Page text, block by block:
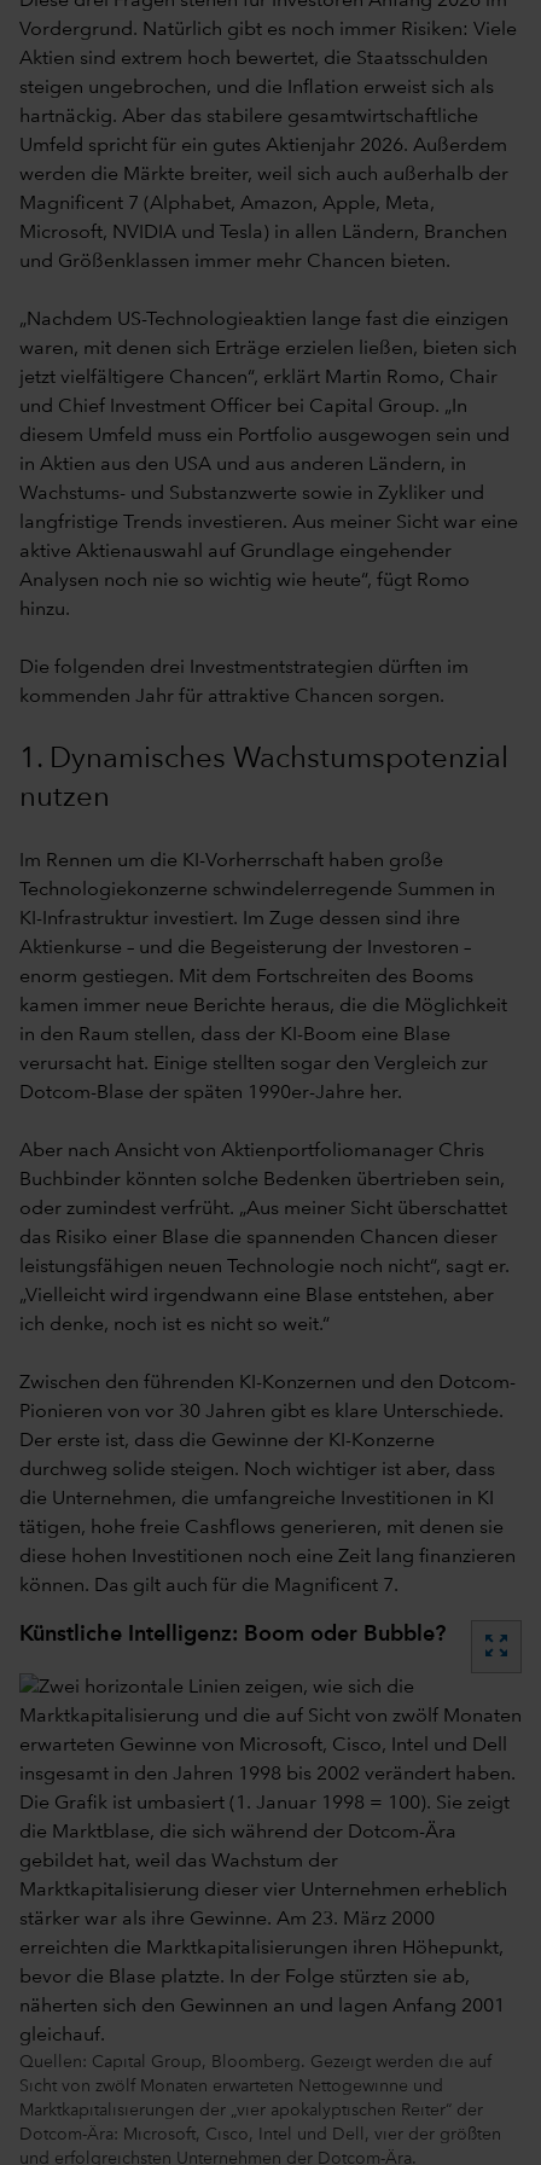
Vordergrund. Natürlich gibt es noch immer Risiken: Viele
Aktien sind extrem hoch bewertet, die Staatsschulden
steigen ungebrochen, und die Inflation erweist sich als
hartnäckig. Aber das stabilere gesamtwirtschaftliche
Umfeld spricht für ein gutes Aktienjahr 2026. Außerdem
werden die Märkte breiter, weil sich auch außerhalb der
Magnificent 7 (Alphabet, Amazon, Apple, Meta,
Microsoft, NVIDIA und Tesla) in allen Ländern, Branchen
und Größenklassen immer mehr Chancen bieten.
„Nachdem US-Technologieaktien lange fast die einzigen
waren, mit denen sich Erträge erzielen ließen, bieten sich
jetzt vielfältigere Chancen“, erklärt Martin Romo, Chair
und Chief Investment Officer bei Capital Group. „In
diesem Umfeld muss ein Portfolio ausgewogen sein und
in Aktien aus den USA und aus anderen Ländern, in
Wachstums- und Substanzwerte sowie in Zykliker und
langfristige Trends investieren. Aus meiner Sicht war eine
aktive Aktienauswahl auf Grundlage eingehender
Analysen noch nie so wichtig wie heute“, fügt Romo
hinzu.
Die folgenden drei Investmentstrategien dürften im
kommenden Jahr für attraktive Chancen sorgen.
1. Dynamisches Wachstumspotenzial
nutzen
Im Rennen um die KI-Vorherrschaft haben große
Technologiekonzerne schwindelerregende Summen in
KI-Infrastruktur investiert. Im Zuge dessen sind ihre
Aktienkurse – und die Begeisterung der Investoren –
enorm gestiegen. Mit dem Fortschreiten des Booms
kamen immer neue Berichte heraus, die die Möglichkeit
in den Raum stellen, dass der KI-Boom eine Blase
verursacht hat. Einige stellten sogar den Vergleich zur
Dotcom-Blase der späten 1990er-Jahre her.
Aber nach Ansicht von Aktienportfoliomanager Chris
Buchbinder könnten solche Bedenken übertrieben sein,
oder zumindest verfrüht. „Aus meiner Sicht überschattet
das Risiko einer Blase die spannenden Chancen dieser
leistungsfähigen neuen Technologie noch nicht“, sagt er.
„Vielleicht wird irgendwann eine Blase entstehen, aber
ich denke, noch ist es nicht so weit.“
Zwischen den führenden KI-Konzernen und den Dotcom-
Pionieren von vor 30 Jahren gibt es klare Unterschiede.
Der erste ist, dass die Gewinne der KI-Konzerne
durchweg solide steigen. Noch wichtiger ist aber, dass
die Unternehmen, die umfangreiche Investitionen in KI
tätigen, hohe freie Cashflows generieren, mit denen sie
diese hohen Investitionen noch eine Zeit lang finanzieren
können. Das gilt auch für die Magnificent 7.
Künstliche Intelligenz: Boom oder Bubble? zoom_out_map
Quellen: Capital Group, Bloomberg. Gezeigt werden die auf
Sicht von zwölf Monaten erwarteten Nettogewinne und
Marktkapitalisierungen der „vier apokalyptischen Reiter“ der
Dotcom-Ära: Microsoft, Cisco, Intel und Dell, vier der größten
und erfolgreichsten Unternehmen der Dotcom-Ära.